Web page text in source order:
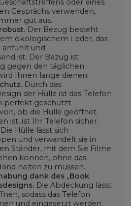
oder eines
Gesprächs verwenden,
gut aus.
Der Bezug besteht
ökologischem Leder, das
anfühlt und
ist. Der Bezug ist
gegen den täglichen
Ihnen lange dienen.
Durch das
der Hülle ist das Telefon
perfekt geschützt.
ob die Hülle geöffnet
ist, ist Ihr Telefon sicher.
Die Hülle lässt sich
und verwandelt sie in
Ständer, mit dem Sie Filme
können, ohne das
halten zu müssen.
dank des „Book
Die Abdeckung lässt
sodass das Telefon
und eingesetzt werden